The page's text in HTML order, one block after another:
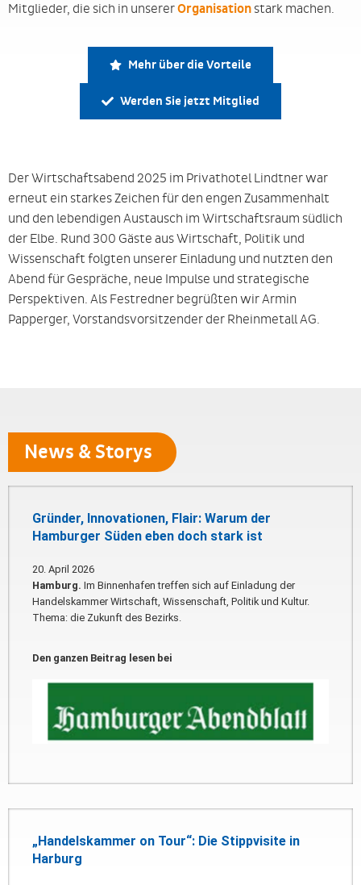
Mitglieder, die sich in unsererOrganisation stark machen.
Mehr über die Vorteile
Werden Sie jetzt Mitglied
Der Wirtschaftsabend 2025 im Privathotel Lindtner war
erneut ein starkes Zeichen für den engen Zusammenhalt
und den lebendigen Austausch im Wirtschaftsraum südlich
der Elbe. Rund 300 Gäste aus Wirtschaft, Politik und
Wissenschaft folgten unserer Einladung und nutzten den
Abend für Gespräche, neue Impulse und strategische
Perspektiven. Als Festredner begrüßten wir Armin
Papperger, Vorstandsvorsitzender der Rheinmetall AG.
News & Storys
Gründer, Innovationen, Flair: Warum der
Hamburger Süden eben doch stark ist
20. April 2026
Hamburg. Im Binnenhafen treffen sich auf Einladung der
Handelskammer Wirtschaft, Wissenschaft, Politik und Kultur.
Thema: die Zukunft des Bezirks.
Den ganzen Beitrag lesen bei
„Handelskammer on Tour“: Die Stippvisite in
Harburg